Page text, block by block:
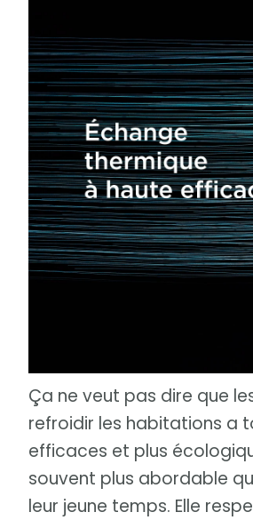
Ça ne veut pas dire que
refroidir les habitations a
efficaces et plus
souvent plus abordable
leur jeune temps. Elle